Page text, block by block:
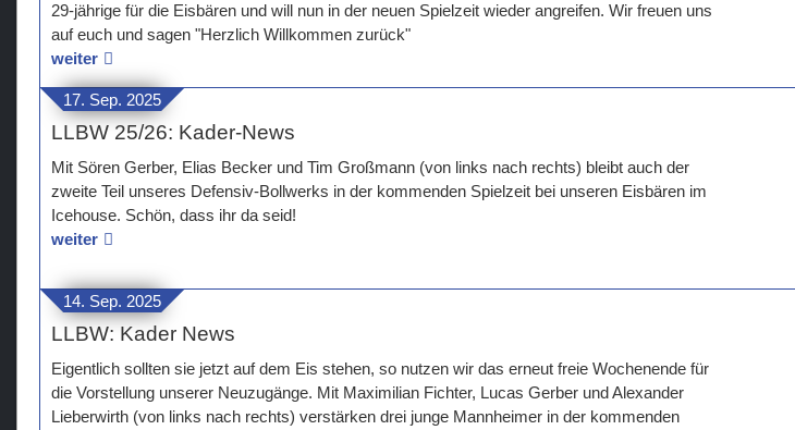
29-jährige für die Eisbären und will nun in der neuen Spielzeit wieder angreifen. Wir freuen uns
auf euch und sagen "Herzlich Willkommen zurück"
weiter
17. Sep. 2025
LLBW 25/26: Kader-News
Mit Sören Gerber, Elias Becker und Tim Großmann (von links nach rechts) bleibt auch der
zweite Teil unseres Defensiv-Bollwerks in der kommenden Spielzeit bei unseren Eisbären im
Icehouse. Schön, dass ihr da seid!
weiter
14. Sep. 2025
LLBW: Kader News
Eigentlich sollten sie jetzt auf dem Eis stehen, so nutzen wir das erneut freie Wochenende für
die Vorstellung unserer Neuzugänge. Mit Maximilian Fichter, Lucas Gerber und Alexander
Lieberwirth (von links nach rechts) verstärken drei junge Mannheimer in der kommenden